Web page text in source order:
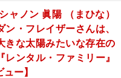
ャノン 眞陽 （まひな）
ン・フレイザーさんは、
きな太陽みたいな存在の
レンタル・ファミリー』
ュー】